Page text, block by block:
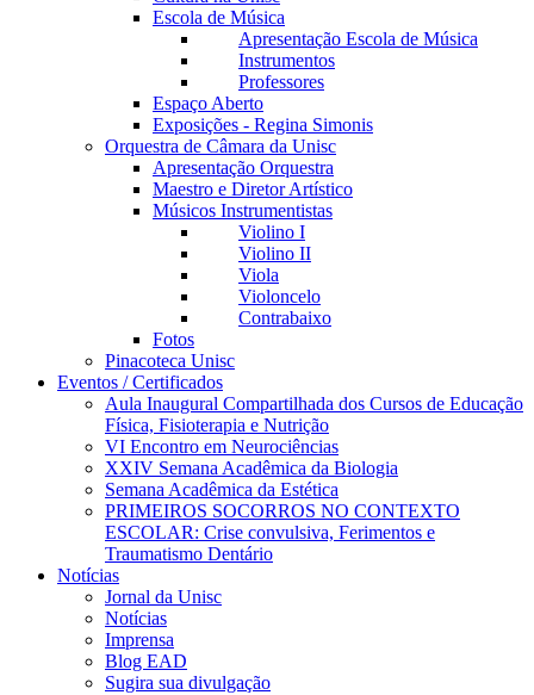
Escola de Música
Apresentação Escola de Música
Instrumentos
Professores
Espaço Aberto
Exposições - Regina Simonis
Orquestra de Câmara da Unisc
Apresentação Orquestra
Maestro e Diretor Artístico
Músicos Instrumentistas
Violino I
Violino II
Viola
Violoncelo
Contrabaixo
Fotos
Pinacoteca Unisc
Eventos / Certificados
Aula Inaugural Compartilhada dos Cursos de Educação
Física, Fisioterapia e Nutrição
VI Encontro em Neurociências
XXIV Semana Acadêmica da Biologia
Semana Acadêmica da Estética
PRIMEIROS SOCORROS NO CONTEXTO
ESCOLAR: Crise convulsiva, Ferimentos e
Traumatismo Dentário
Notícias
Jornal da Unisc
Notícias
Imprensa
Blog EAD
Sugira sua divulgação